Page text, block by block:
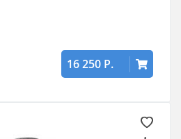
16 250 Р.